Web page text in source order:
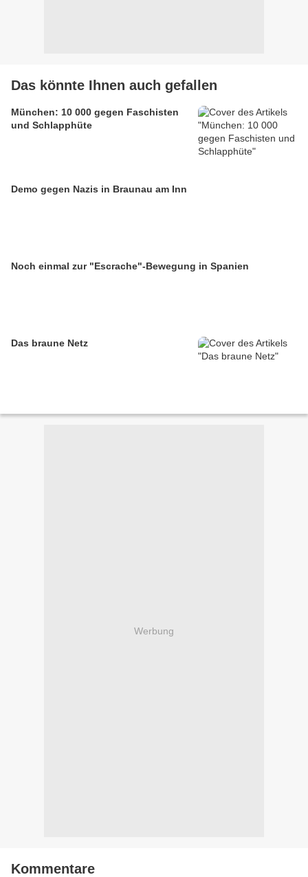
Das könnte Ihnen auch gefallen
München: 10 000 gegen Faschisten
und Schlapphüte
Demo gegen Nazis in Braunau am Inn
Noch einmal zur "Escrache"-Bewegung in Spanien
Das braune Netz
Werbung
Kommentare